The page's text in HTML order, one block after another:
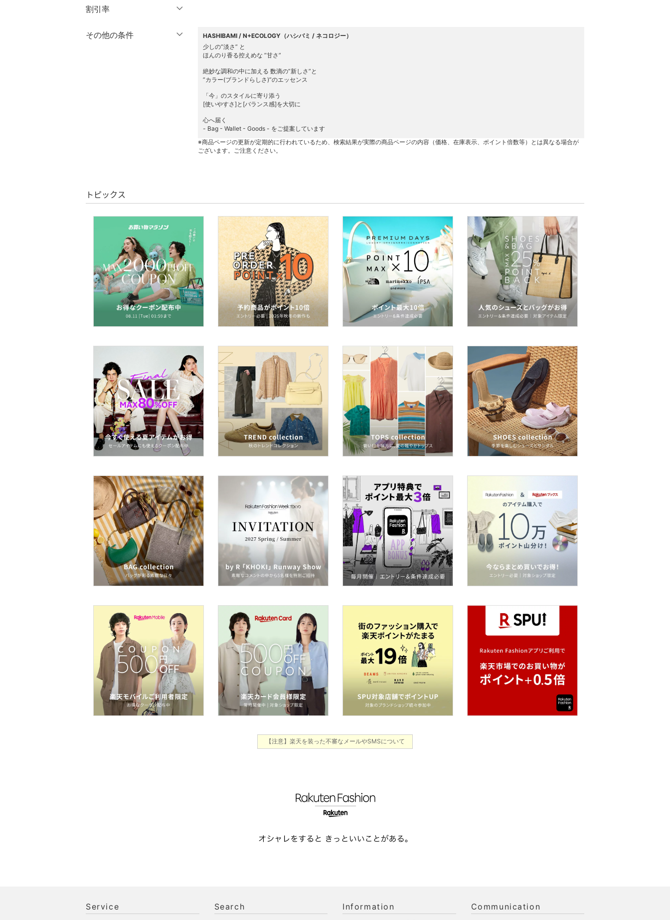
ヘアアクセサリー
マタニティウェア・ベビ
ー用品
ネイル
ボディケア・オーラルケ
ヘアケア
フレグランス
メイク道具・美容器具
ン用品
インテリア・生活雑貨
スマホグッズ・オーディ
オ機器
スポーツ・アウトドア用
品
文房具
ペット用品
福袋・ギフト・その他
クリア 絞り込み
割引率
％OFF～ ％OFF
その他の条件
HASHIBAMI / N+ECOLOGY（ハシバミ / ネコロジー）
少しの”淡さ” と
ほんのり香る控えめな ”甘さ”
絶妙な調和の中に加える 数滴の”新しさ”と
”カラー(ブランドらしさ)”のエッセンス
「今」のスタイルに寄り添う
[使いやすさ]と[バランス感]を大切に
心へ届く
- Bag - Wallet - Goods - をご提案しています
※商品ページの更新が定期的に行われているため、検索結果が実際の商品ページの内容（価格、在庫表示、ポイント倍数等）とは異なる場合が
ございます。ご注意ください。
トピックス
【注意】楽天を装った不審なメールやSMSについて
Service Search Information Communication